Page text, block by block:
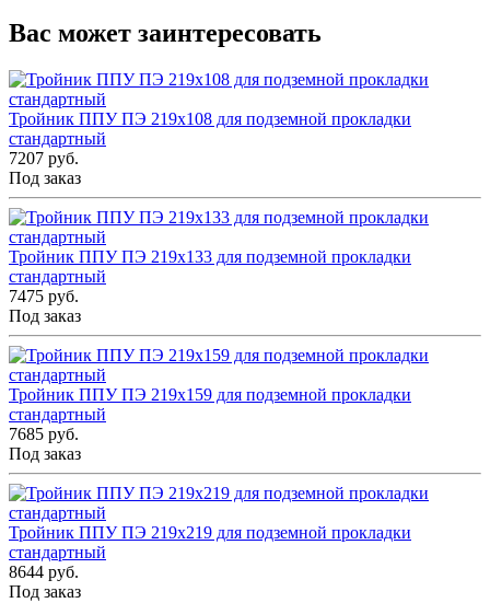
Вас может заинтересовать
Тройник ППУ ПЭ 219x108 для подземной прокладки
стандартный
7207 руб.
Под заказ
Тройник ППУ ПЭ 219x133 для подземной прокладки
стандартный
7475 руб.
Под заказ
Тройник ППУ ПЭ 219x159 для подземной прокладки
стандартный
7685 руб.
Под заказ
Тройник ППУ ПЭ 219x219 для подземной прокладки
стандартный
8644 руб.
Под заказ